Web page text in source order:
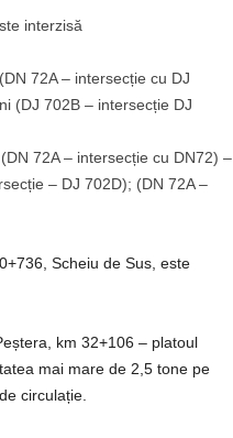
interzisă
72A – intersecție cu DJ
(DJ 702B – intersecție DJ
72A – intersecție cu DN72) –
– DJ 702D); (DN 72A –
Scheiu de Sus, este
km 32+106 – platoul
mai mare de 2,5 tone pe
circulație.